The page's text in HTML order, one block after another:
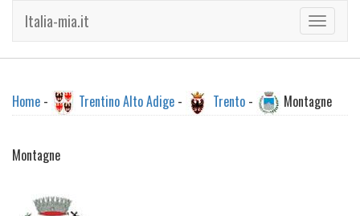
Toggle
Italia-mia.it
Home - Trentino Alto Adige - Trento - Montagne
Montagne